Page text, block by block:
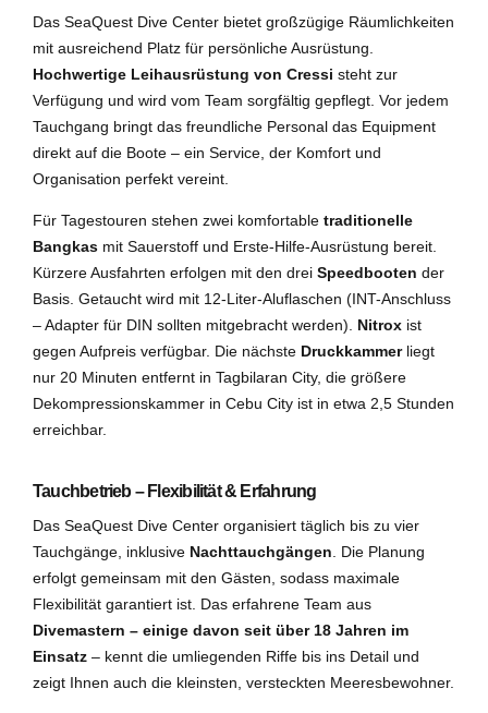
Das SeaQuest Dive Center bietet großzügige Räumlichkeiten
mit ausreichend Platz für persönliche Ausrüstung.
Hochwertige Leihausrüstung von Cressi steht zur
Verfügung und wird vom Team sorgfältig gepflegt. Vor jedem
Tauchgang bringt das freundliche Personal das Equipment
direkt auf die Boote – ein Service, der Komfort und
Organisation perfekt vereint.
Für Tagestouren stehen zwei komfortable traditionelle
Bangkas mit Sauerstoff und Erste-Hilfe-Ausrüstung bereit.
Kürzere Ausfahrten erfolgen mit den drei Speedbooten der
Basis. Getaucht wird mit 12-Liter-Aluflaschen (INT-Anschluss
– Adapter für DIN sollten mitgebracht werden). Nitrox ist
gegen Aufpreis verfügbar. Die nächste Druckkammerliegt
nur 20 Minuten entfernt in Tagbilaran City, die größere
Dekompressionskammer in Cebu City ist in etwa 2,5 Stunden
erreichbar.
Tauchbetrieb – Flexibilität & Erfahrung
Das SeaQuest Dive Center organisiert täglich bis zu vier
Tauchgänge, inklusive Nachttauchgängen . Die Planung
erfolgt gemeinsam mit den Gästen, sodass maximale
Flexibilität garantiert ist. Das erfahrene Team aus
Divemastern – einige davon seit über 18 Jahren im
Einsatz – kennt die umliegenden Riffe bis ins Detail und
zeigt Ihnen auch die kleinsten, versteckten Meeresbewohner.